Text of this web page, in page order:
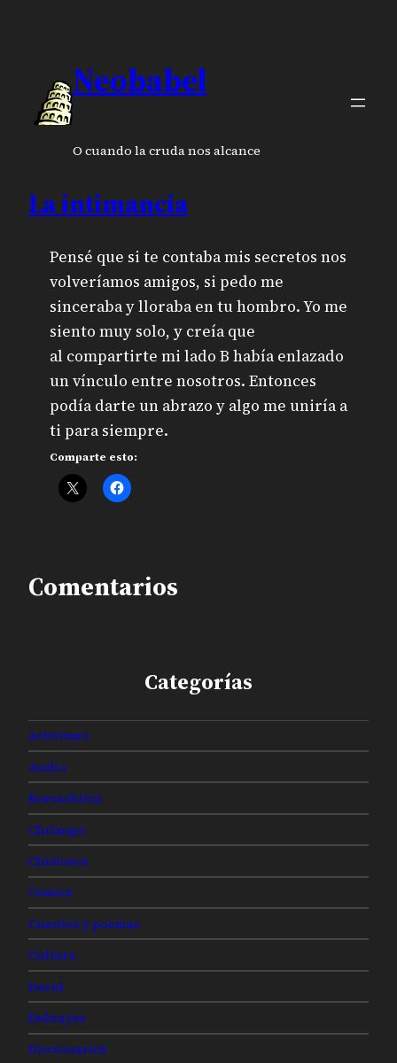
Neobabel
O cuando la cruda nos alcance
La intimancia
Pensé que si te contaba mis secretos nos
volveríamos amigos, si pedo me
sinceraba y lloraba en tu hombro. Yo me
siento muy solo, y creía que
al compartirte mi lado B había enlazado
un vínculo entre nosotros. Entonces
podía darte un abrazo y algo me uniría a
ti para siempre.
Comparte esto:
Comentarios
Categorías
Activismo
Audio
Borrachitos
Chilango
Chistosos
Comics
Cuentos y poemas
Cultura
David
Debrayes
Diccionarios